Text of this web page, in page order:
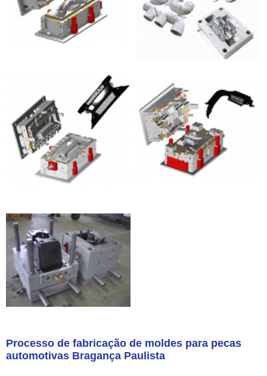
Processo de fabricação de moldes para pecas
automotivas Bragança Paulista